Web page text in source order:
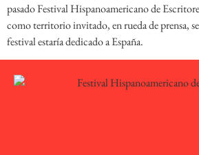
pasado Festival Hispanoamericano de
como territorio invitado, en rueda de prensa,
festival estaría dedicado a España.